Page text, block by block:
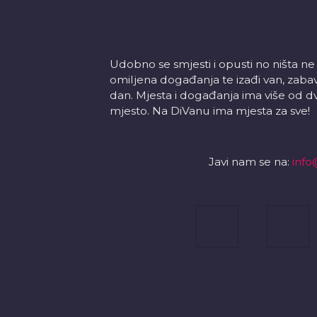
Udobno se smjesti i opusti no ništa
omiljena događanja te izađi van,
dan. Mjesta i događanja ima više od
mjesto. Na DiVanu ima mjesta za sve!
Javi nam se na: